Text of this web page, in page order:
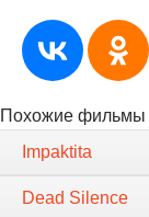
Похожие фильмы
Impaktita
Dead Silence